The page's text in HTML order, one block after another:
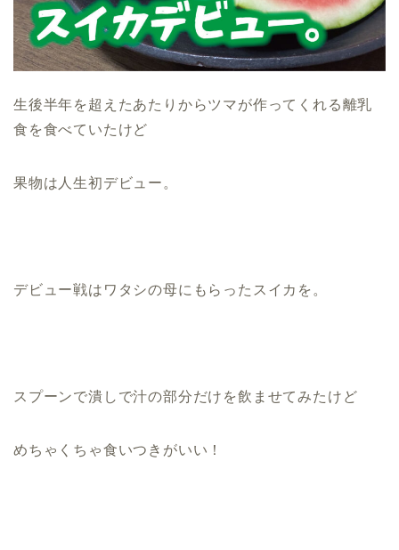
生後半年を超えたあたりからツマが作ってくれる離乳
食を食べていたけど
果物は人生初デビュー。
デビュー戦はワタシの母にもらったスイカを。
スプーンで潰しで汁の部分だけを飲ませてみたけど
めちゃくちゃ食いつきがいい！